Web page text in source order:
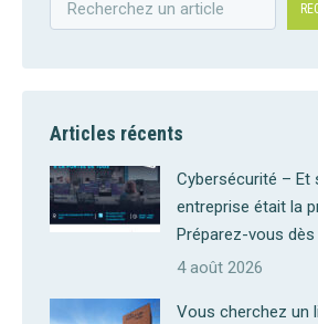
Articles récents
Cybersécurité – Et
entreprise était la
Préparez-vous
4 août 2026
Vous cherchez un